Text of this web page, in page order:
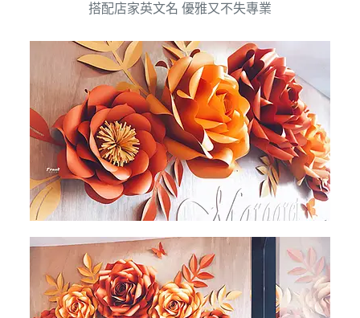
搭配店家英文名 優雅又不失專業